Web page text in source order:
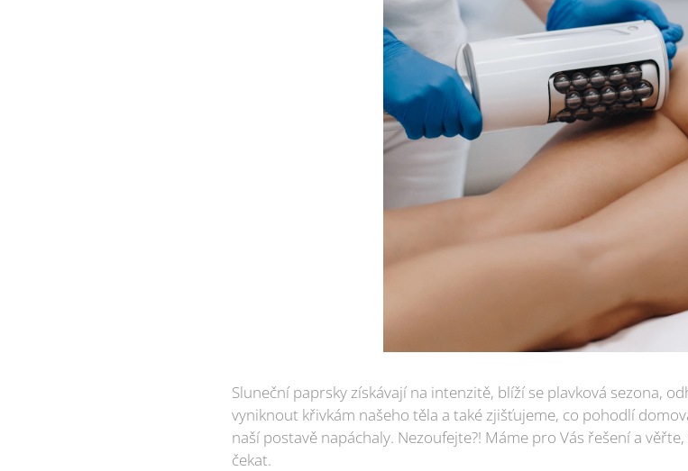
Sluneční paprsky získávají na intenzitě, blíží se plavková sezona,
vyniknout křivkám našeho těla a také zjišťujeme, co pohodlí
naší postavě napáchaly. Nezoufejte?! Máme pro Vás řešení a
čekat.